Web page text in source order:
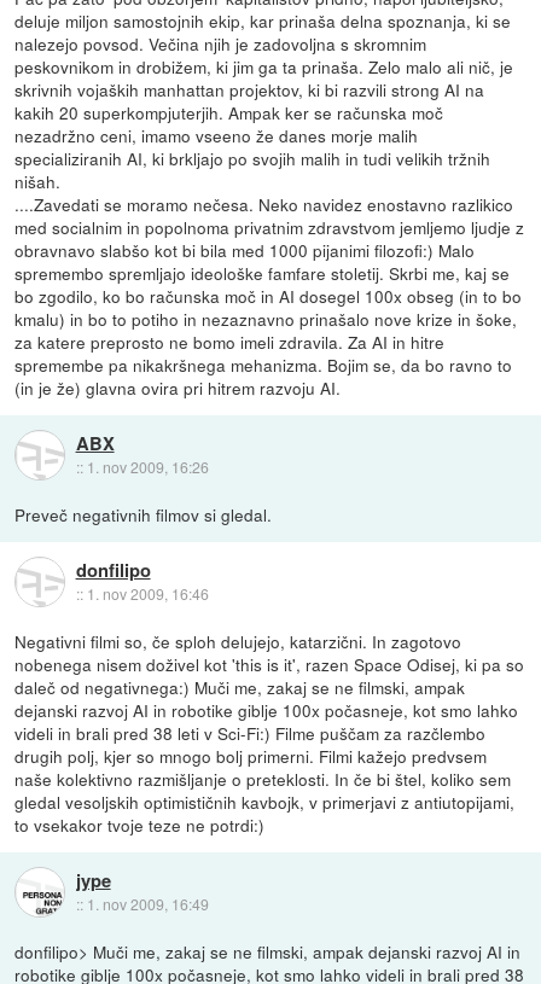
deluje miljon samostojnih ekip, kar prinaša delna spoznanja, ki se
nalezejo povsod. Večina njih je zadovoljna s skromnim
peskovnikom in drobižem, ki jim ga ta prinaša. Zelo malo ali nič, je
skrivnih vojaških manhattan projektov, ki bi razvili strong AI na
kakih 20 superkompjuterjih. Ampak ker se računska moč
nezadržno ceni, imamo vseeno že danes morje malih
specializiranih AI, ki brkljajo po svojih malih in tudi velikih tržnih
nišah.
....Zavedati se moramo nečesa. Neko navidez enostavno razlikico
med socialnim in popolnoma privatnim zdravstvom jemljemo ljudje z
obravnavo slabšo kot bi bila med 1000 pijanimi filozofi:) Malo
spremembo spremljajo ideološke famfare stoletij. Skrbi me, kaj se
bo zgodilo, ko bo računska moč in AI dosegel 100x obseg (in to bo
kmalu) in bo to potiho in nezaznavno prinašalo nove krize in šoke,
za katere preprosto ne bomo imeli zdravila. Za AI in hitre
spremembe pa nikakršnega mehanizma. Bojim se, da bo ravno to
(in je že) glavna ovira pri hitrem razvoju AI.
ABX
:: 1. nov 2009, 16:26
Preveč negativnih filmov si gledal.
donfilipo
:: 1. nov 2009, 16:46
Negativni filmi so, če sploh delujejo, katarzični. In zagotovo
nobenega nisem doživel kot 'this is it', razen Space Odisej, ki pa so
daleč od negativnega:) Muči me, zakaj se ne filmski, ampak
dejanski razvoj AI in robotike giblje 100x počasneje, kot smo lahko
videli in brali pred 38 leti v Sci-Fi:) Filme puščam za razčlembo
drugih polj, kjer so mnogo bolj primerni. Filmi kažejo predvsem
naše kolektivno razmišljanje o preteklosti. In če bi štel, koliko sem
gledal vesoljskih optimističnih kavbojk, v primerjavi z antiutopijami,
to vsekakor tvoje teze ne potrdi:)
jype
:: 1. nov 2009, 16:49
donfilipo> Muči me, zakaj se ne filmski, ampak dejanski razvoj AI in
robotike giblje 100x počasneje, kot smo lahko videli in brali pred 38